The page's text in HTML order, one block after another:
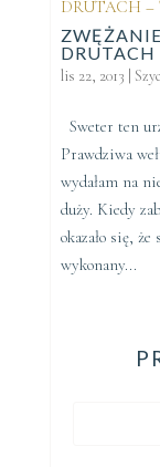
lis 22, 2013
Sweter ten
Prawdziwa
wydałam na
duży. Kiedy
okazało się,
wykonany...